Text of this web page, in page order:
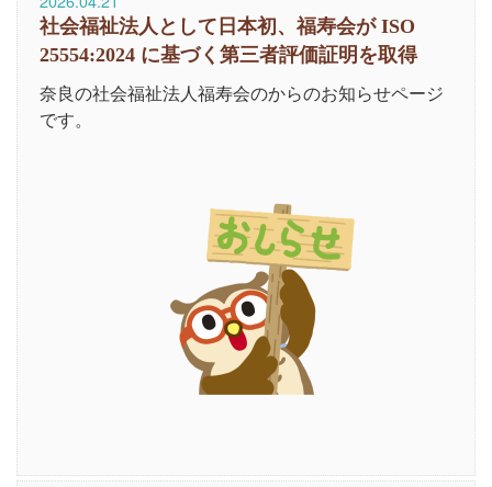
社会福祉法人として日本初、福寿会が ISO
25554:2024 に基づく第三者評価証明を取得
奈良の社会福祉法人福寿会のからのお知らせページ
です。